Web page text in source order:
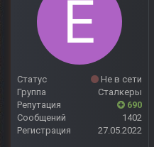
Статус
Не в сети
Группа
Сталкеры
Репутация
690
Сообщений
1402
Регистрация
27.05.2022